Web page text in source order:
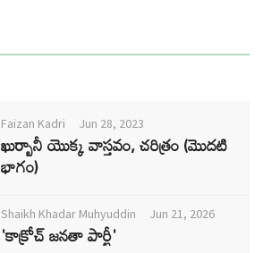
Faizan Kadri Jun 28, 2023
ఖుర్బానీ యొక్క వాస్తవం, చరిత్రం (మొదటి
భాగం)
Shaikh Khadar Muhyuddin Jun 21, 2026
'కాక్రోచ్ జనతా పార్టీ'